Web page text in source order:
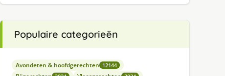
Populaire categorieën
Avondeten & hoofdgerechten 12144